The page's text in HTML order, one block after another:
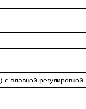
с плавной регулировкой